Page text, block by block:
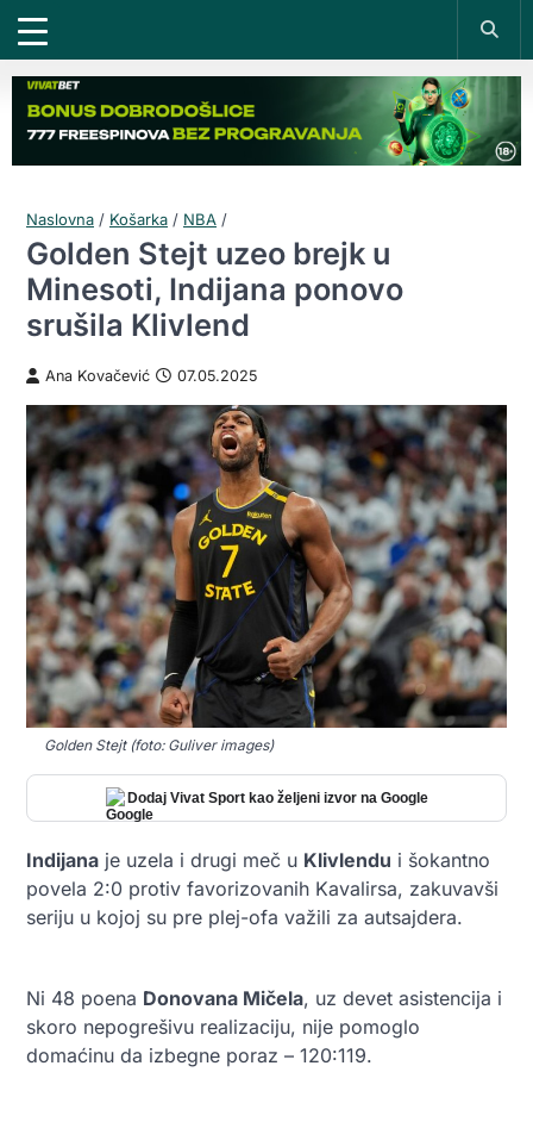
Naslovna / Košarka / NBA /
Golden Stejt uzeo brejk u
Minesoti, Indijana ponovo
srušila Klivlend
Ana Kovačević 07.05.2025
Golden Stejt (foto: Guliver images)
Dodaj Vivat Sport kao željeni izvor na Google
Indijana je uzela i drugi meč u Klivlendu i šokantno
povela 2:0 protiv favorizovanih Kavalirsa, zakuvavši
seriju u kojoj su pre plej-ofa važili za autsajdera.
Ni 48 poena Donovana Mičela, uz devet asistencija i
skoro nepogrešivu realizaciju, nije pomoglo
domaćinu da izbegne poraz – 120:119.